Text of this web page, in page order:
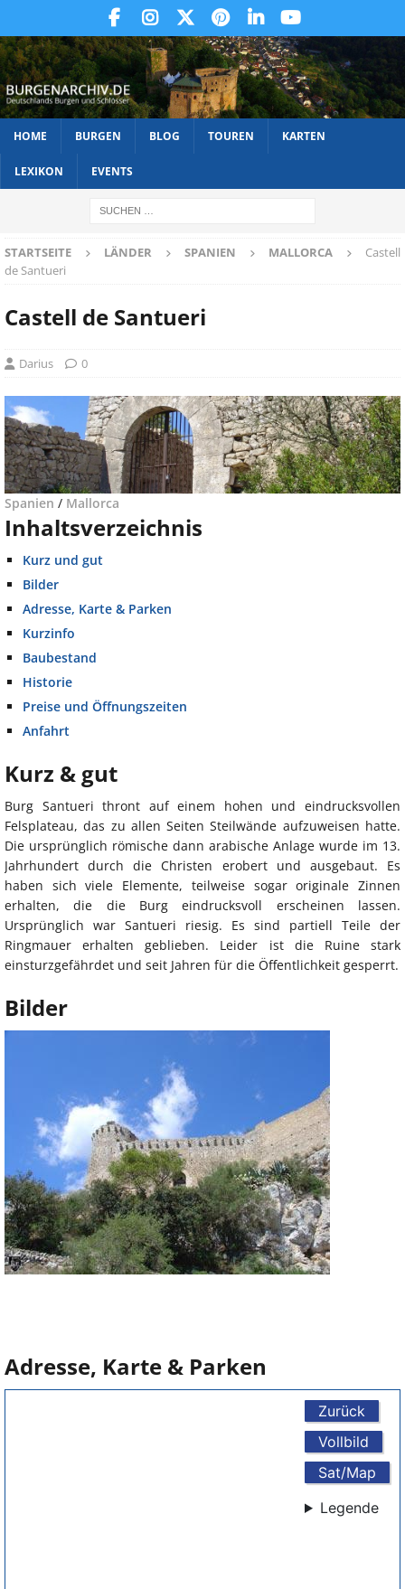
HOME BURGEN BLOG TOUREN KARTEN
LEXIKON EVENTS
STARTSEITE LÄNDER SPANIEN MALLORCA
Castell
de Santueri
Castell de Santueri
Darius 0
Spanien / Mallorca
Inhaltsverzeichnis
Kurz und gut
Bilder
Adresse, Karte & Parken
Kurzinfo
Baubestand
Historie
Preise und Öffnungszeiten
Anfahrt
Kurz & gut
Burg Santueri thront auf einem hohen und eindrucksvollen
Felsplateau, das zu allen Seiten Steilwände aufzuweisen hatte.
Die ursprünglich römische dann arabische Anlage wurde im 13.
Jahrhundert durch die Christen erobert und ausgebaut. Es
haben sich viele Elemente, teilweise sogar originale Zinnen
erhalten, die die Burg eindrucksvoll erscheinen lassen.
Ursprünglich war Santueri riesig. Es sind partiell Teile der
Ringmauer erhalten geblieben. Leider ist die Ruine stark
einsturzgefährdet und seit Jahren für die Öffentlichkeit gesperrt.
Bilder
Adresse, Karte & Parken